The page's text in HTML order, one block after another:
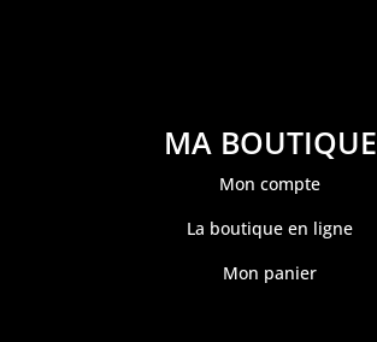
MA BOUTIQUE
Mon compte
La boutique en ligne
Mon panier